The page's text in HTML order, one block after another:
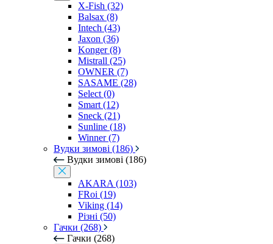
X-Fish (32)
Balsax (8)
Intech (43)
Jaxon (36)
Konger (8)
Mistrall (25)
OWNER (7)
SASAME (28)
Select (0)
Smart (12)
Sneck (21)
Sunline (18)
Winner (7)
Вудки зимові (186)
Вудки зимові (186)
AKARA (103)
FRoi (19)
Viking (14)
Різні (50)
Гачки (268)
Гачки (268)